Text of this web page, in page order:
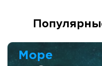
Море